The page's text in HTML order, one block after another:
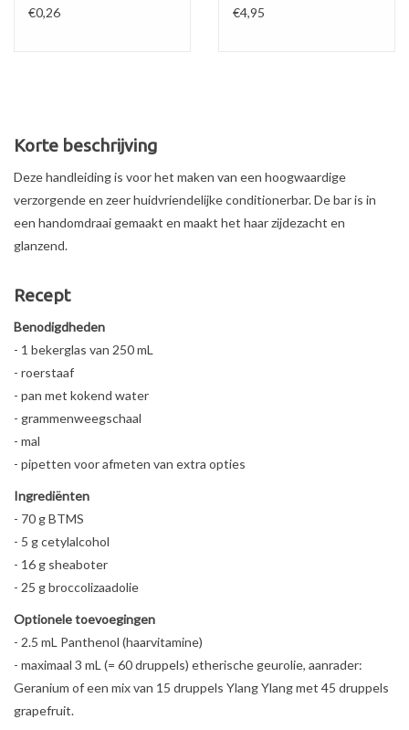
€0,26
€4,95
Korte beschrijving
Deze handleiding is voor het maken van een hoogwaardige
verzorgende en zeer huidvriendelijke conditionerbar. De bar is in
een handomdraai gemaakt en maakt het haar zijdezacht en
glanzend.
Recept
Benodigdheden
- 1 bekerglas van 250 mL
- roerstaaf
- pan met kokend water
- grammenweegschaal
- mal
- pipetten voor afmeten van extra opties
Ingrediënten
- 70 g BTMS
- 5 g cetylalcohol
- 16 g sheaboter
- 25 g broccolizaadolie
Optionele toevoegingen
- 2.5 mL Panthenol (haarvitamine)
- maximaal 3 mL (= 60 druppels) etherische geurolie, aanrader:
Geranium of een mix van 15 druppels Ylang Ylang met 45 druppels
grapefruit.